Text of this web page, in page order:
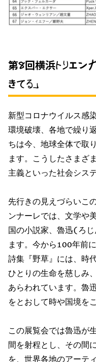
第8回横浜トリエン
きてる」
新型コロナウイルス感
環境破壊、各地で繰り
ちは今、地球全体で取
ます。こうしたさまざ
主義といった社会シス
先行きの見えづらいこ
ンナーレでは、文学や
国の小説家、魯迅(ろ
ます。今から100年前
詩集『野草』には、時
ひとりの生命を慈しみ
あらわれています。魯
をとおして時や国境を
この展覧会では魯迅が
間を射程とし、その間
を、世界各地のアーテ